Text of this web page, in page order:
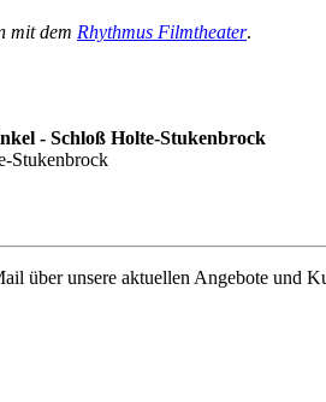
mit dem Rhythmus Filmtheater.
- Schloß Holte-Stukenbrock
Stukenbrock
über unsere aktuellen Angebote und